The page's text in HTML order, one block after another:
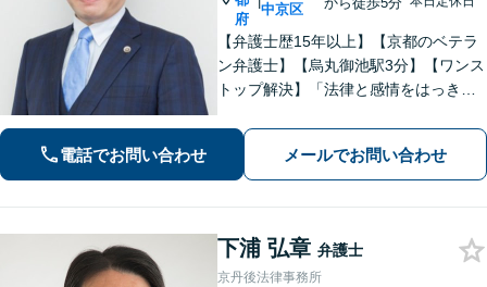
府
中京区
【弁護士歴15年以上】【京都のベテラ
ン弁護士】【烏丸御池駅3分】【ワンス
トップ解決】「法律と感情をはっきり
問題、新型コロナが原因の借金、不動
産問題なども幅広く対応【女性弁護士
も在籍】【初回相談30分無料】
電話でお問い合わせ メールでお問い合わせ
下浦 弘章 弁護士
京丹後法律事務所